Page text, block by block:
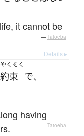
it cannot be
— Tatoeba
Details ▸
やくそく
約束 で、
having
— Tatoeba